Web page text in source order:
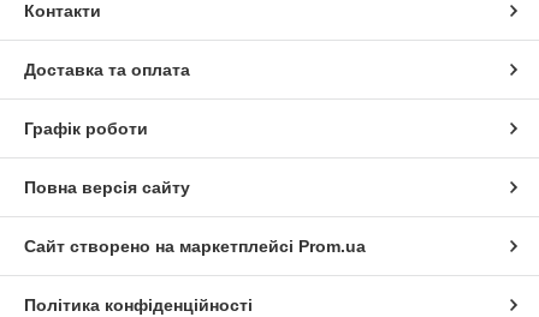
Контакти
Доставка та оплата
Графік роботи
Повна версія сайту
Сайт створено на маркетплейсі Prom.ua
Політика конфіденційності